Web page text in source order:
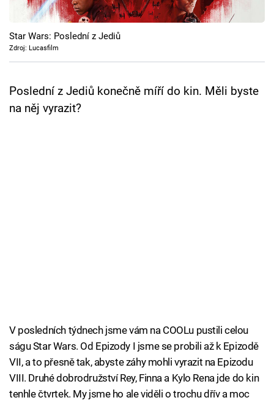
Cool Esport
Pořady
Sledujte prima+
Star Wars: Poslední z Jediů
Zdroj: Lucasfilm
Poslední z Jediů konečně míří do kin. Měli byste
na něj vyrazit?
V posledních týdnech jsme vám na COOLu pustili celou
ságu Star Wars. Od Epizody I jsme se probili až k Epizodě
VII, a to přesně tak, abyste záhy mohli vyrazit na Epizodu
VIII. Druhé dobrodružství Rey, Finna a Kylo Rena jde do kin
tenhle čtvrtek. My jsme ho ale viděli o trochu dřív a moc